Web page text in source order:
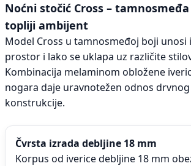
Noćni stočić Cross –
topliji ambijent
Model Cross u tamnosmeđoj boji unosi
prostor i lako se uklapa uz različite
Kombinacija melaminom obložene
nogara daje uravnotežen odnos
konstrukcije.
Čvrsta izrada debljine 18 mm
Korpus od iverice debljine 18 mm